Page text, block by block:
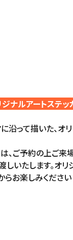
ナルアートステッ
沿って描いた、オ
、ご予約の上ご来
いたします。オリ
らお楽しみくださ